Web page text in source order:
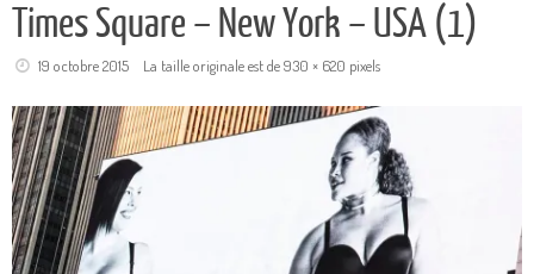
Times Square – New York – USA (1)
19 octobre 2015 La taille originale est de930 × 620 pixels